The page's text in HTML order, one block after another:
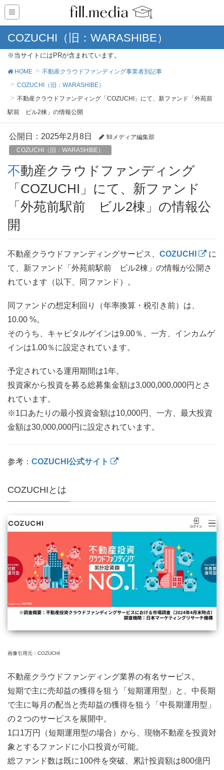
COZUCHI（旧：WARASHIBE）
※当サイトにはPRが含まれています。
HOME
不動産クラウドファンディング事業者別記事
COZUCHI（旧：WARASHIBE）
不動産クラウドファンディング「COZUCHI」にて、新ファンド「外苑前
駅前 ビル2棟」の情報公開
公開日： 2025年2月8日
fillメディア編集部
COZUCHI（旧：WARASHIBE）
不動産クラウドファンディング
「COZUCHI」にて、新ファンド
「外苑前駅前 ビル2棟」の情報公
開
不動産クラウドファンディングサービス、 COZUCHI
に
て、新ファンド「外苑前駅前 ビル2棟」の情報が公開さ
れています（以下、同ファンド）。
同ファンドの想定利回り（年率換算・税引き前）は、
10.00 %。
そのうち、キャピタルゲインは9.00％、一方、インカムゲ
インは1.00％に設定されています。
予定されている運用期間は1年。
投資家から投資を募る総募集金額は3,000,000,000円とさ
れています。
※1口あたりの最小投資金額は10,000円、一方、最大投資
金額は30,000,000円に設定されています。
参考： COZUCHI公式サイト
COZUCHIとは
画像引用元：COZUCHI
不動産クラウドファンディング業界の有名サービス。
短期で主に売却益の獲得を狙う「短期運用型」と、中長期
で主に毎月の配当と売却益の獲得を狙う「中長期運用型」
の２つのサービスを展開中。
1口1万円（短期運用型の場合）から、現物不動産を投資対
象とするファンドに小口投資が可能。
総ファンド数は既に100件を突破、累計投資額は800億円